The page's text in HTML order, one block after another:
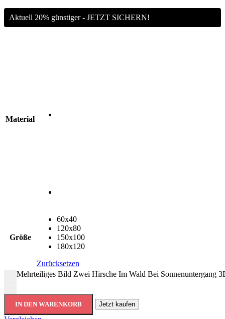
Aktuell 20% günstiger - JETZT SICHERN!
Material
Größe
60x40
120x80
150x100
180x120
Zurücksetzen
-
Mehrteiliges Bild Zwei Hirsche Im Wald Bei Sonnenuntergang
IN DEN WARENKORB Jetzt kaufen